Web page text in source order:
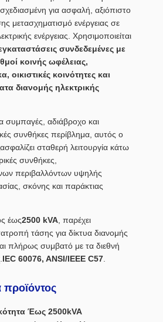
για ασφαλή, αξιόπιστο
μετασχηματισμό ενέργειας σε
ενέργειας. Χρησιμοποιείται
συνδεδεμένες με
κοινής ωφέλειας,
οικιστικές κοινότητες και
διανομής ηλεκτρικής
συμπαγές, αδιάβροχο και
συνθήκες περίβλημα, αυτός ο
σταθερή λειτουργία κάτω
συνθήκες,
περιβαλλόντων υψηλής
σκόνης και παράκτιας
έως2500 kVA , παρέχει
τάσης για δίκτυα διανομής
πλήρως συμβατό με τα διεθνή
IEC 60076, ANSI/IEEE C57
προϊόντος
Έως 2500kVA